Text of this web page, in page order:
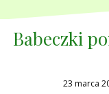
Babeczki
23 marca